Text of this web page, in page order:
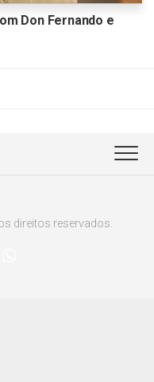
Don Fernando e
direitos reservados.